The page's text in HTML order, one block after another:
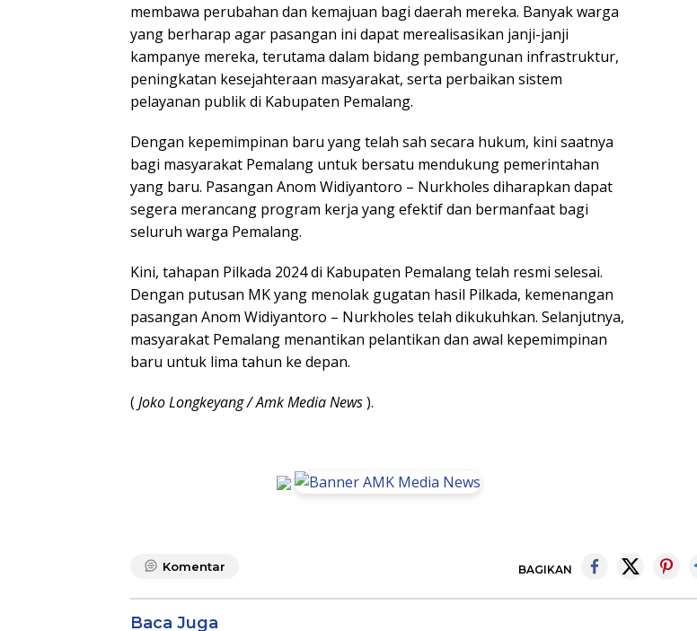
membawa perubahan dan kemajuan bagi daerah mereka. Banyak warga
yang berharap agar pasangan ini dapat merealisasikan janji-janji
kampanye mereka, terutama dalam bidang pembangunan infrastruktur,
peningkatan kesejahteraan masyarakat, serta perbaikan sistem
pelayanan publik di Kabupaten Pemalang.
Dengan kepemimpinan baru yang telah sah secara hukum, kini saatnya
bagi masyarakat Pemalang untuk bersatu mendukung pemerintahan
yang baru. Pasangan Anom Widiyantoro – Nurkholes diharapkan dapat
segera merancang program kerja yang efektif dan bermanfaat bagi
seluruh warga Pemalang.
Kini, tahapan Pilkada 2024 di Kabupaten Pemalang telah resmi selesai.
Dengan putusan MK yang menolak gugatan hasil Pilkada, kemenangan
pasangan Anom Widiyantoro – Nurkholes telah dikukuhkan. Selanjutnya,
masyarakat Pemalang menantikan pelantikan dan awal kepemimpinan
baru untuk lima tahun ke depan.
(Joko Longkeyang / Amk Media News).
Komentar BAGIKAN
Baca Juga